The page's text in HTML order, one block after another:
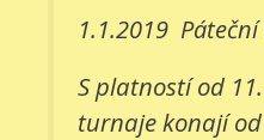
1.1.2019
S platností od
turnaje konají